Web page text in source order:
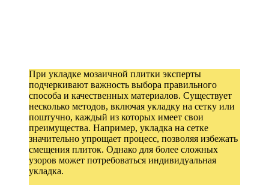
При укладке мозаичной плитки эксперты
подчеркивают важность выбора правильного
способа и качественных материалов. Существует
несколько методов, включая укладку на сетку или
поштучно, каждый из которых имеет свои
преимущества. Например, укладка на сетке
значительно упрощает процесс, позволяя избежать
смещения плиток. Однако для более сложных
узоров может потребоваться индивидуальная
укладка.